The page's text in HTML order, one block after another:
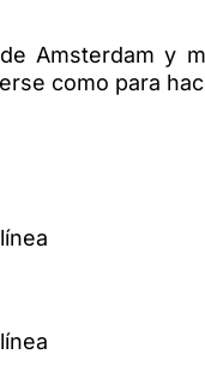
Amsterdam y
como para